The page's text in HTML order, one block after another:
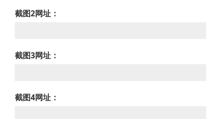
截图2网址：
截图3网址：
截图4网址：